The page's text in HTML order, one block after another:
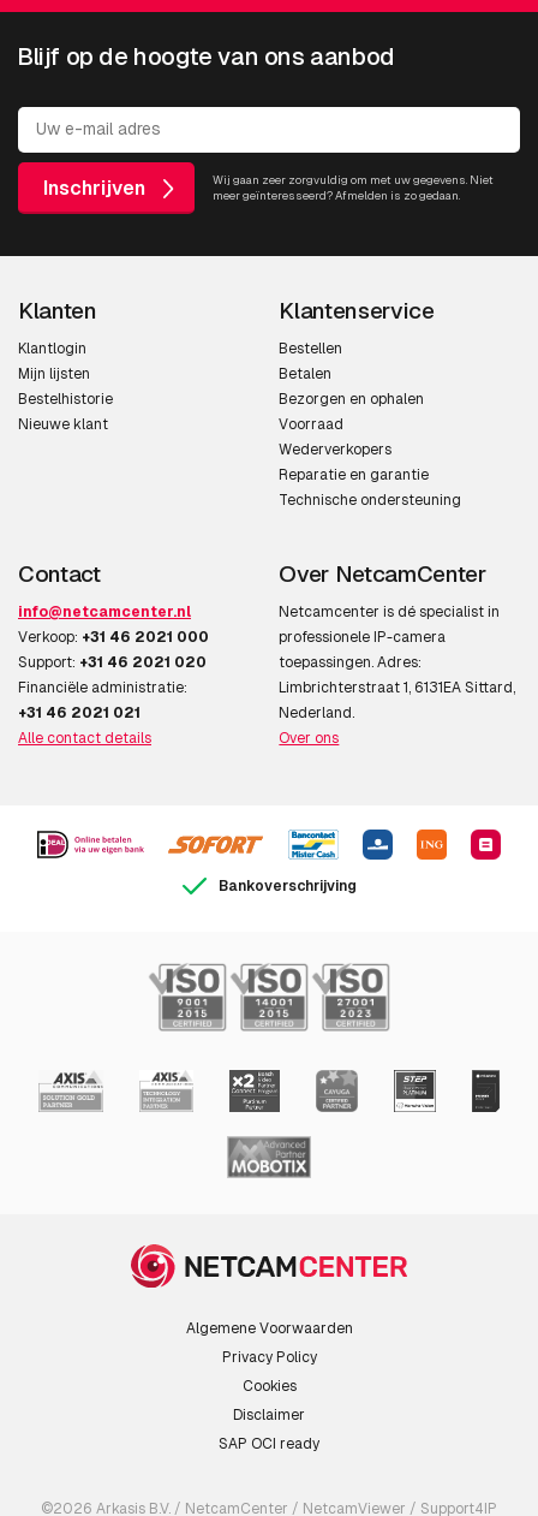
Blijf op de hoogte van ons aanbod
Inschrijven
Wij gaan zeer zorgvuldig om met uw gegevens. Niet
meer geïnteresseerd? Afmelden is zo gedaan.
Klanten
Klantlogin
Mijn lijsten
Bestelhistorie
Nieuwe klant
Klantenservice
Bestellen
Betalen
Bezorgen en ophalen
Voorraad
Wederverkopers
Reparatie en garantie
Technische ondersteuning
Contact
info@netcamcenter.nl
Verkoop: +31 46 2021 000
Support: +31 46 2021 020
Financiële administratie:
+31 46 2021 021
Alle contact details
Over NetcamCenter
Netcamcenter is dé specialist in
professionele IP-camera
toepassingen. Adres:
Limbrichterstraat 1, 6131EA Sittard,
Nederland.
Over ons
Bankoverschrijving
Algemene Voorwaarden
Privacy Policy
Cookies
Disclaimer
SAP OCI ready
©2026 Arkasis B.V. / NetcamCenter / NetcamViewer / Support4IP